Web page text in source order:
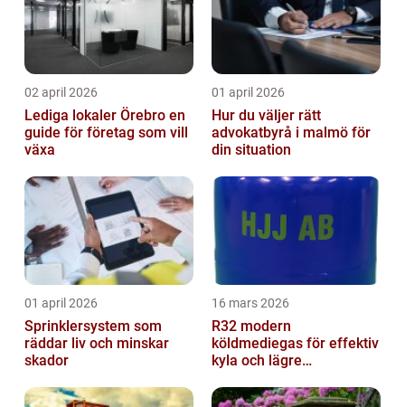
02 april 2026
Lediga lokaler Örebro en
guide för företag som vill
växa
01 april 2026
Hur du väljer rätt
advokatbyrå i malmö för
din situation
01 april 2026
Sprinklersystem som
räddar liv och minskar
skador
16 mars 2026
R32 modern
köldmediegas för effektiv
kyla och lägre